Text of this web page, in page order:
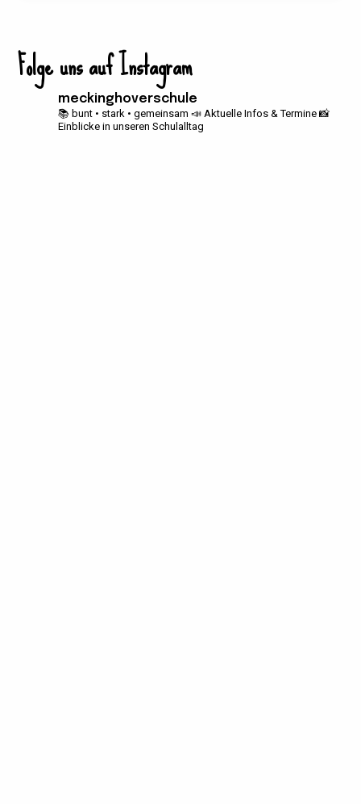
Folge uns auf Instagram
meckinghoverschule
📚 bunt • stark • gemeinsam📣 Aktuelle Infos & Termine📸
Einblicke in unseren Schulalltag